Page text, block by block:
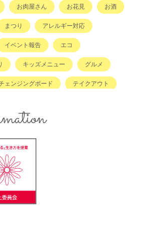
お肉屋さん お花見 お酒
まつり アレルギー対応
イベント報告 エコ
キッズメニュー グルメ
ェンジングボード テイクアウト
ベビーカーOK
タニティ
ミルク用お湯提供
ランチ
預かり